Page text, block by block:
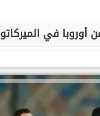
في الميركاتو